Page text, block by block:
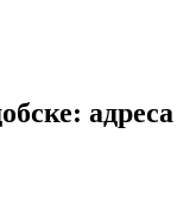
адреса